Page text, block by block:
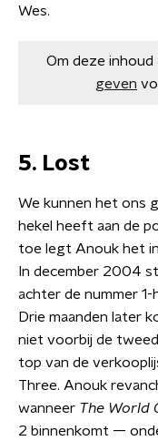
Wes.
Om deze
geven
5. Lost
We kunnen het ons
hekel heeft aan de
toe legt Anouk het
In december 2004
achter de nummer 1-
Drie maanden later
niet voorbij de
top van de
Three. Anouk
wanneer The World
2 binnenkomt —